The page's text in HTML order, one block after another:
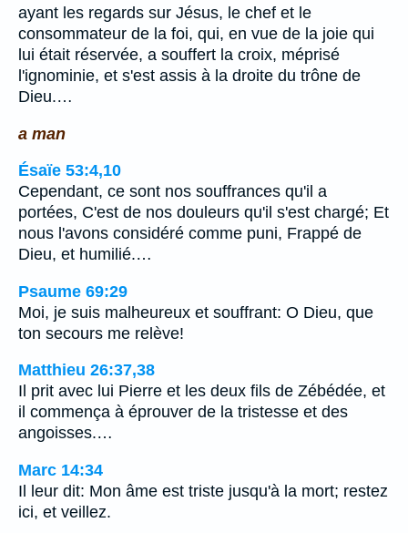
ayant les regards sur Jésus, le chef et le
consommateur de la foi, qui, en vue de la joie qui
lui était réservée, a souffert la croix, méprisé
l'ignominie, et s'est assis à la droite du trône de
Dieu.…
a man
Ésaïe 53:4,10
Cependant, ce sont nos souffrances qu'il a
portées, C'est de nos douleurs qu'il s'est chargé; Et
nous l'avons considéré comme puni, Frappé de
Dieu, et humilié.…
Psaume 69:29
Moi, je suis malheureux et souffrant: O Dieu, que
ton secours me relève!
Matthieu 26:37,38
Il prit avec lui Pierre et les deux fils de Zébédée, et
il commença à éprouver de la tristesse et des
angoisses.…
Marc 14:34
Il leur dit: Mon âme est triste jusqu'à la mort; restez
ici, et veillez.